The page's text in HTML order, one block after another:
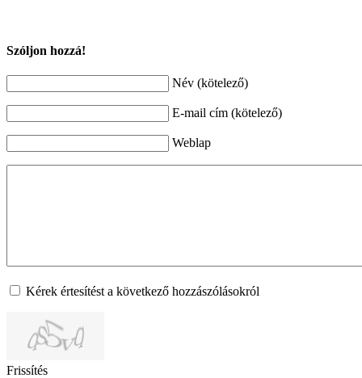
Szóljon hozzá!
Név (kötelező)
E-mail cím (kötelező)
Weblap
Kérek értesítést a következő hozzászólásokról
Frissítés